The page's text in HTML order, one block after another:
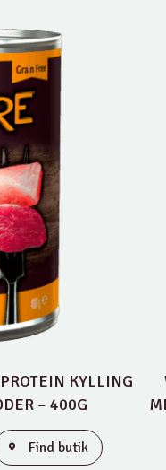
KYLLING
– 400G
Find butik